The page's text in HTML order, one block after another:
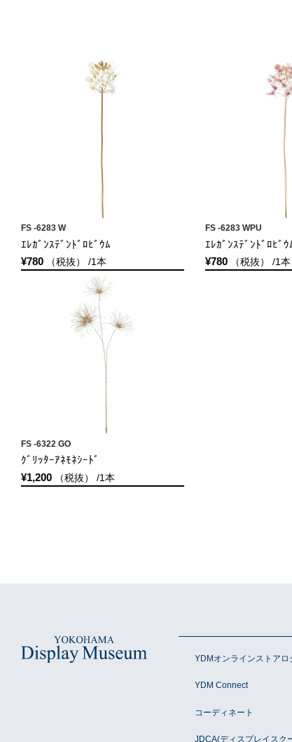
FS -6283 W
ｴﾚｶﾞﾝｽﾃﾞﾝﾄﾞﾛﾋﾞｳﾑ
¥780 （税抜） /1本
FS -6283 WPU
ｴﾚｶﾞﾝｽﾃﾞﾝﾄﾞﾛﾋﾞｳ
¥780（税抜） /1本
FS -6322 GO
ｸﾞﾘｯﾀｰｱﾈﾓﾈｼｰﾄﾞ
¥1,200 （税抜） /1本
YDMオンラインストアロ
YDM Connect
コーディネート
JDCA(ディスプレイスク